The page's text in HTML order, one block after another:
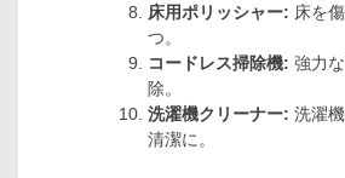
床用ポリッシャー: 床を
つ。
コードレス掃除機: 強力
除。
洗濯機クリーナー: 洗濯
清潔に。